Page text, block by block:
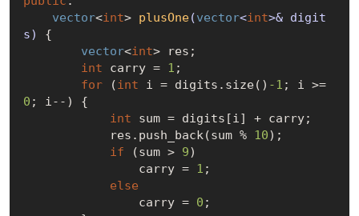
vector<int> plusOne(vector<int>& digit
s)
{
vector<int> res;
int carry = 1 ;
for (int i = digits.size() -1
; i >=
0 ; i--) {
int sum = digits[i] + carry;
            res.push_back(sum %
10);
if (sum > 9)
                carry =
1 ;
else
                carry =
0 ;